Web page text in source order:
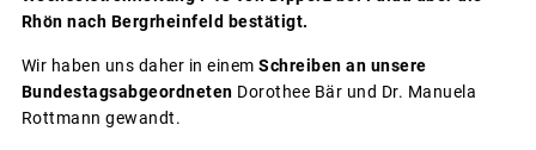
Rhön nach Bergrheinfeld bestätigt.
Wir haben uns daher in einem Schreiben an unsere
Bundestagsabgeordneten Dorothee Bär und Dr. Manuela
Rottmann gewandt.